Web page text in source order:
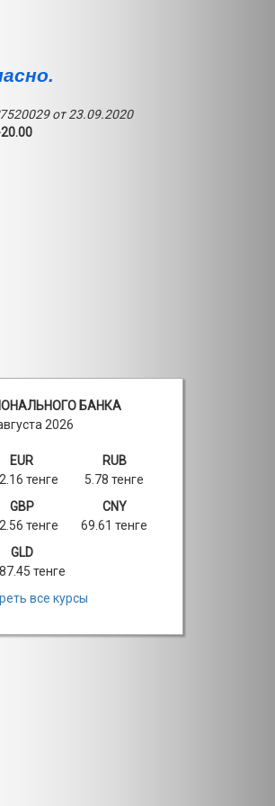
от 23.09.2020
БАНКА
2026
EUR
тенге
RUB
5.78 тенге
GBP
тенге
CNY
69.61 тенге
GLD
тенге
все курсы